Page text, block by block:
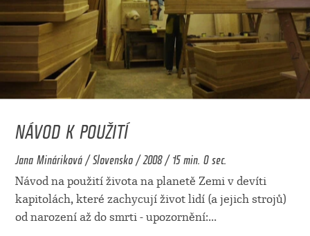
NÁVOD K POUŽITÍ
Jana Mináriková / Slovensko / 2008 / 15 min. 0 sec.
Návod na použití života na planetě Zemi v devíti
kapitolách, které zachycují život lidí (a jejich strojů)
od narození až do smrti - upozornění:...